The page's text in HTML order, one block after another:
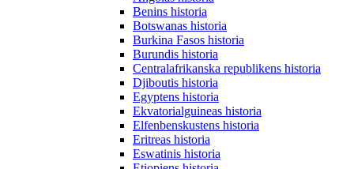
Benins historia
Botswanas historia
Burkina Fasos historia
Burundis historia
Centralafrikanska republikens historia
Djiboutis historia
Egyptens historia
Ekvatorialguineas historia
Elfenbenskustens historia
Eritreas historia
Eswatinis historia